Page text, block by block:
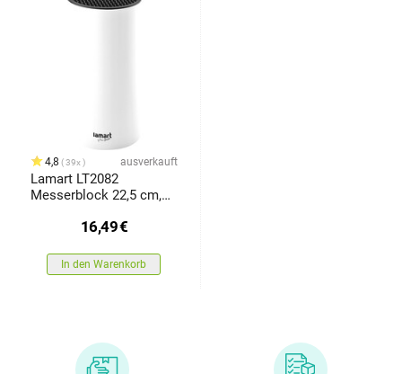
4,8 39x ausverkauft
Lamart LT2082
Messerblock 22,5 cm,
16,49€
In den Warenkorb